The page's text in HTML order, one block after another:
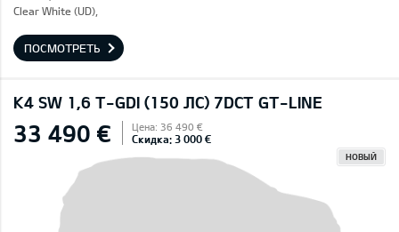
Clear White (UD),
ПОСМОТРЕТЬ
K4 SW 1,6 T-GDI (150 ЛС) 7DCT GT-LINE
33 490 € Цена: 36 490 €
Скидка: 3 000 €
НОВЫЙ